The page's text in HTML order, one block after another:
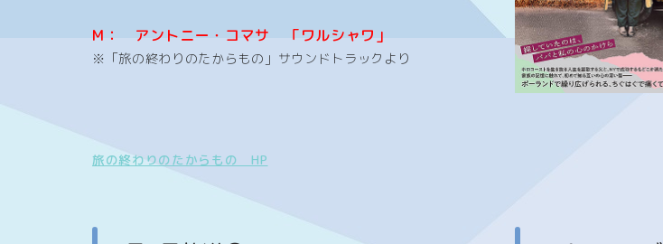
M： アントニー・コマサ 「ワルシャワ」
※「旅の終わりのたからもの」サウンドトラックより
旅の終わりのたからもの HP